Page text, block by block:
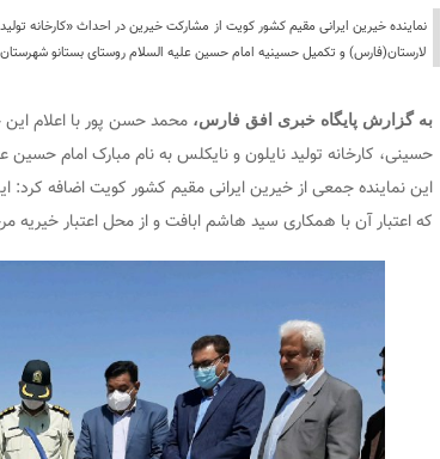
نماینده خیرین ایرانی مقیم کشور کویت از مشارکت خیرین در احداث «کارخانه
لارستان(فارس) و تکمیل حسینیه امام حسین علیه السلام روستای بستانو
به گزارش پایگاه خبری افق فارس، محمد حسن پور با اعلام این
حسینی، کارخانه تولید نایلون و نایکلس به نام مبارک امام حسین
این نماینده جمعی از خیرین ایرانی مقیم کشور کویت اضافه
که اعتبار آن با همکاری سید هاشم ابافت و از محل اعتبار خیریه